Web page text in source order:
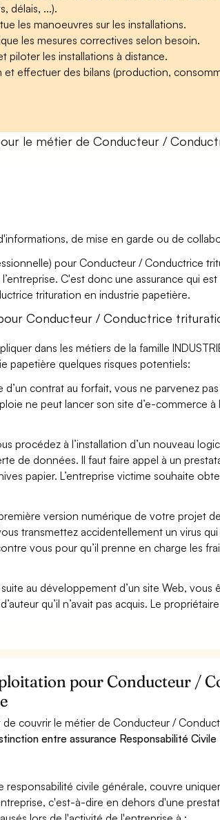
délais, ...).
les manoeuvres sur les installations.
les mesures correctives selon besoin.
piloter les installations à distance.
effectuer des bilans (production,
le métier de Conducteur /
de mise en garde ou de
pour Conducteur / Conductrice
C'est donc une assurance qui
trituration en industrie papetière.
Conducteur / Conductrice
dans les métiers de la famille
papetière quelques risques potentiels:
d’un contrat au forfait, vous ne parvenez
ne peut lancer son site d’e-commerce
procédez à l’installation d’un nouveau
de données. Il faut faire appel à un
papier. L’entreprise victime souhaite
version numérique de votre projet
transmettez accidentellement un virus
vous pour qu’il prenne en charge les
suite au développement d’un site Web, vous
qu’il n’avait pas acquis. Le
pour Conducteur /
couvrir le métier de Conducteur /
entre assurance Responsabilité
responsabilité civile générale, couvre
c'est-à-dire en dehors d'une